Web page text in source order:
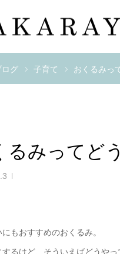
ログ 子育て おくるみっ
るみってど
もおすすめのおくるみ。
するけど、そういえばどうや